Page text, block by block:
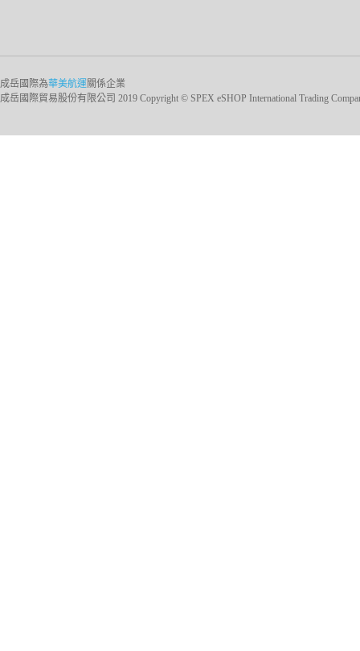
成岳國際為華美航運關係企業
成岳國際貿易股份有限公司 2019 Copyright © SPEX eSHOP International Trading